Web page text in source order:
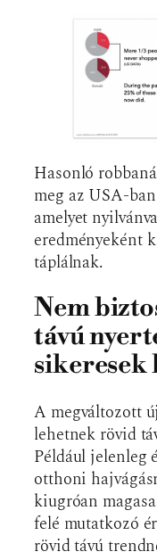
Hasonló
meg az USA-
amelyet
eredményeként
táplálnak.
Nem
távú
sikeresek
A megváltozott
lehetnek rövid
Például jelenleg
otthoni
kiugróan
felé mutatkozó
rövid távú